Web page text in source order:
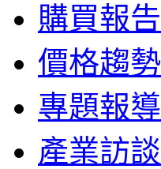
購買報告
價格趨勢
專題報導
產業訪談